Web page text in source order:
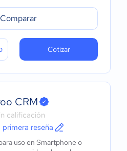
Comparar
Cotizar
CRM
calificación
primera reseña
uso en Smartphone o